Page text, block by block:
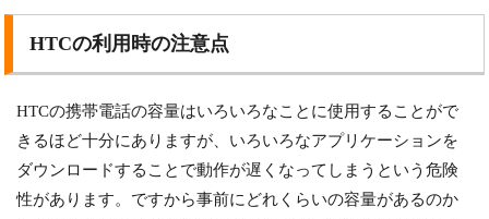
HTCの利用時の注意点
HTCの携帯電話の容量はいろいろなことに使用することがで
きるほど十分にありますが、いろいろなアプリケーションを
ダウンロードすることで動作が遅くなってしまうという危険
性があります。ですから事前にどれくらいの容量があるのか